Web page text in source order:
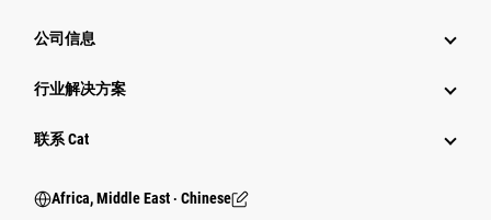
公司信息
行业解决方案
行业
联系 Cat
Africa, Middle East ‧ Chinese